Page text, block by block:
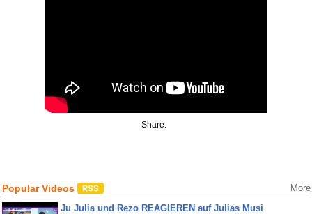
Share:
Popular Videos More
Ju Julia und Rezo REAGIEREN auf Julias Musi